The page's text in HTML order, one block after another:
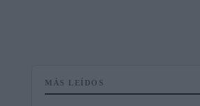
MÁS LEÍDOS